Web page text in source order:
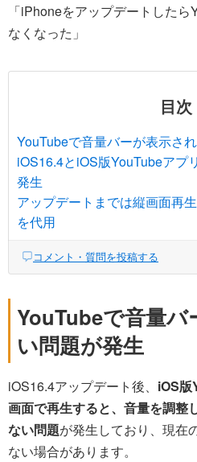
「iPhoneをアップデートした
なくなった」
目次
YouTubeで音量バーが表示さ
iOS16.4とiOS版YouTubeアプ
発生
アップデートまでは縦画面再
を代用
コメント・質問を投稿する
YouTubeで音量バ
い問題が発生
iOS16.4アップデート後、 iOS版
画面で再生すると、音量を調整
ない問題が発生しており、現在
ない場合があります。